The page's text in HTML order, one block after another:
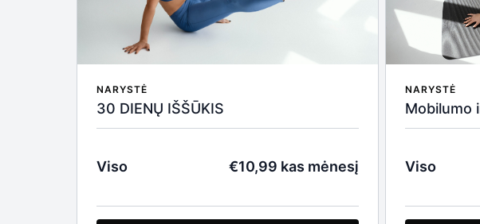
NARYSTĖ
30 DIENŲ IŠŠŪKIS
Viso €10,99 kas mėnesį
NARYSTĖ
Mobilumo
Viso